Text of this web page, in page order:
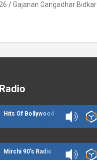
Gajanan Gangadhar Bidkar
Hits Of Bollywood
Mirchi 90's Radio